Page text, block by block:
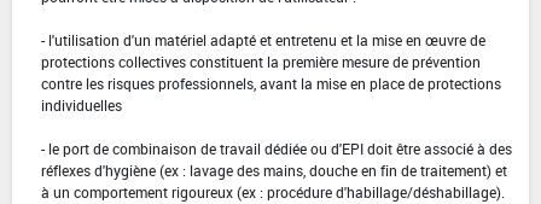
- l'utilisation d'un matériel adapté et entretenu et la mise en œuvre de
protections collectives constituent la première mesure de prévention
contre les risques professionnels, avant la mise en place de protections
individuelles
- le port de combinaison de travail dédiée ou d'EPI doit être associé à des
réflexes d'hygiène (ex : lavage des mains, douche en fin de traitement) et
à un comportement rigoureux (ex : procédure d'habillage/déshabillage).